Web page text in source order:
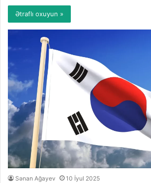
Ətraflı oxuyun »
Sənan Ağayev 10 İyul 2025